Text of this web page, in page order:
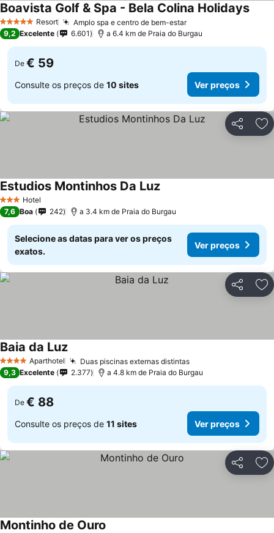
5 Estrelas Resort Amplo spa e centro de bem-estar
Boavista Golf & Spa - Bela Colina Holidays
9,2 Excelente 6.601 a 6.4 km de Praia do Burgau
De € 59
Consulte os preços de 10 sites Ver preços
Partilhar
3 EstrelasHotel
Estudios Montinhos Da Luz
7,6 Boa 242 a 3.4 km de Praia do Burgau
Selecione as datas para ver os preços
exatos.
Ver preços
Partilhar
4 EstrelasAparthotel Duas piscinas externas distintas
Baia da Luz
9,3 Excelente 2.377 a 4.8 km de Praia do Burgau
De € 88
Consulte os preços de 11 sites Ver preços
Partilhar
Montinho de Ouro